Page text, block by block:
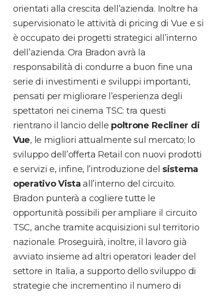
orientati alla crescita dell’azienda. Inoltre ha
supervisionato le attività di pricing di Vue e si
è occupato dei progetti strategici all’interno
dell’azienda. Ora Bradon avrà la
responsabilità di condurre a buon fine una
serie di investimenti e sviluppi importanti,
pensati per migliorare l’esperienza degli
spettatori nei cinema TSC: tra questi
rientrano il lancio delle poltrone Recliner di
Vue, le migliori attualmente sul mercato; lo
sviluppo dell’offerta Retail con nuovi prodotti
e servizi e, infine, l’introduzione del sistema
operativo Vista all’interno del circuito.
Bradon punterà a cogliere tutte le
opportunità possibili per ampliare il circuito
TSC, anche tramite acquisizioni sul territorio
nazionale. Proseguirà, inoltre, il lavoro già
avviato insieme ad altri operatori leader del
settore in Italia, a supporto dello sviluppo di
strategie che incrementino il numero di